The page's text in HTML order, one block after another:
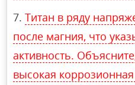
Титан в ряду
после магния, что
активность.
высокая